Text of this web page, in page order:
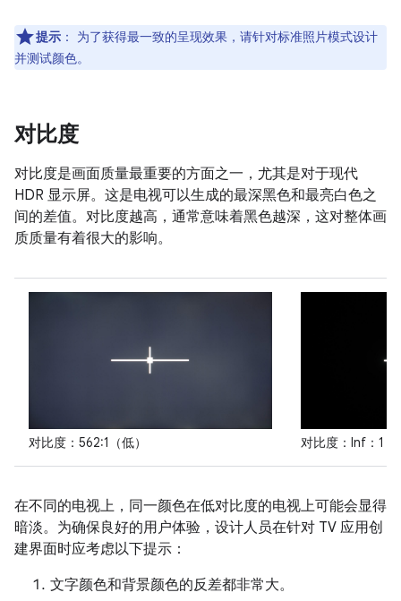
提示 ：
为了获得最一致的呈现效果，请针对标准照片模式设计
并测试颜色。
对比度
对比度是画面质量最重要的方面之一，尤其是对于现代
HDR 显示屏。这是电视可以生成的最深黑色和最亮白色之
间的差值。对比度越高，通常意味着黑色越深，这对整体画
质质量有着很大的影响。
对比度：562:1（低） 对比度：Inf：1（
在不同的电视上，同一颜色在低对比度的电视上可能会显得
暗淡。为确保良好的用户体验，设计人员在针对 TV 应用创
建界面时应考虑以下提示：
文字颜色和背景颜色的反差都非常大。